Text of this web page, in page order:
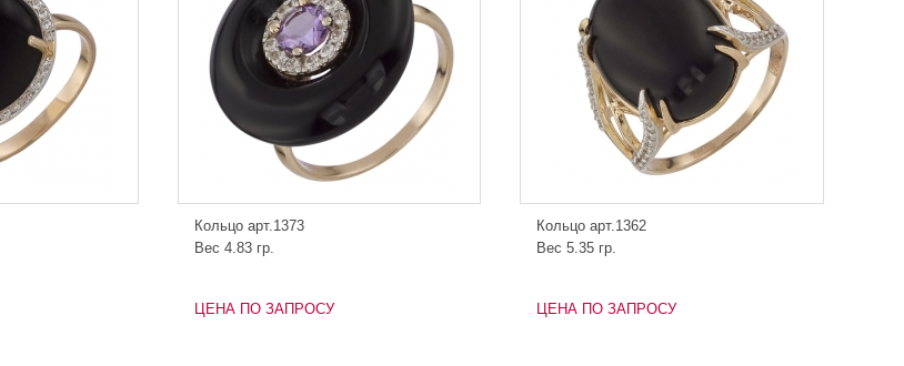
Кольцо арт.1373
Вес 4.83 гр.
ЦЕНА ПО ЗАПРОСУ
Кольцо арт.1362
Вес 5.35 гр.
ЦЕНА ПО ЗАПРОСУ